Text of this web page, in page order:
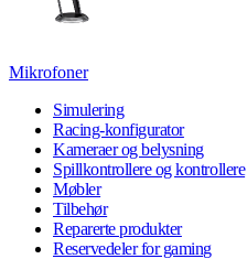
Mikrofoner
Simulering
Racing-konfigurator
Kameraer og belysning
Spillkontrollere og kontrollere
Møbler
Tilbehør
Reparerte produkter
Reservedeler for gaming